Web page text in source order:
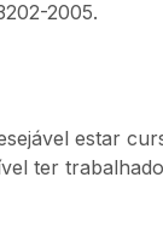
2005.
estar
ter